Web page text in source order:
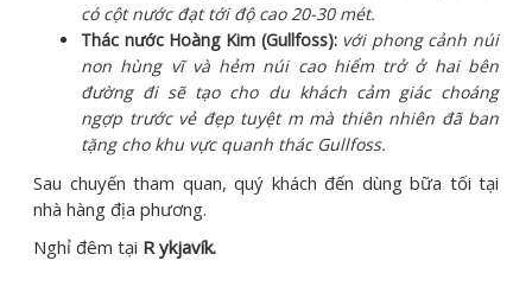
có cột nước đạt tới độ cao 20-30 mét.
Thác nướcHoàng Kim (Gullfoss): với phong cảnh núi
non hùng vĩ và hẻm núi cao hiểm trở ở hai bên
đường đi sẽ tạo cho du khách cảm giác choáng
ngợp trước vẻ đẹp tuyệt m mà thiên nhiên đã ban
tặng cho khu vực quanh thác Gullfoss.
Sau chuyến tham quan, quý khách đến dùng bữa tối tại
nhà hàng địa phương.
Nghỉ đêm tại R ykjavík.